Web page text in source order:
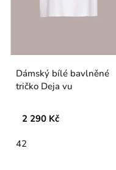
Dámský bílé bavlněné
tričko Deja vu
2 290 Kč
42